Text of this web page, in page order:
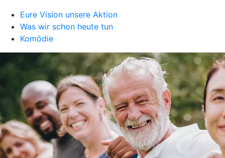
Eure Vision unsere Aktion
Was wir schon heute tun
Komödie